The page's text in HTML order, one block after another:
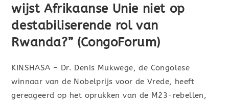
wijst Afrikaanse Unie niet op
destabiliserende rol van
Rwanda?” (CongoForum)
KINSHASA – Dr. Denis Mukwege, de Congolese
winnaar van de Nobelprijs voor de Vrede, heeft
gereageerd op het oprukken van de M23-rebellen,